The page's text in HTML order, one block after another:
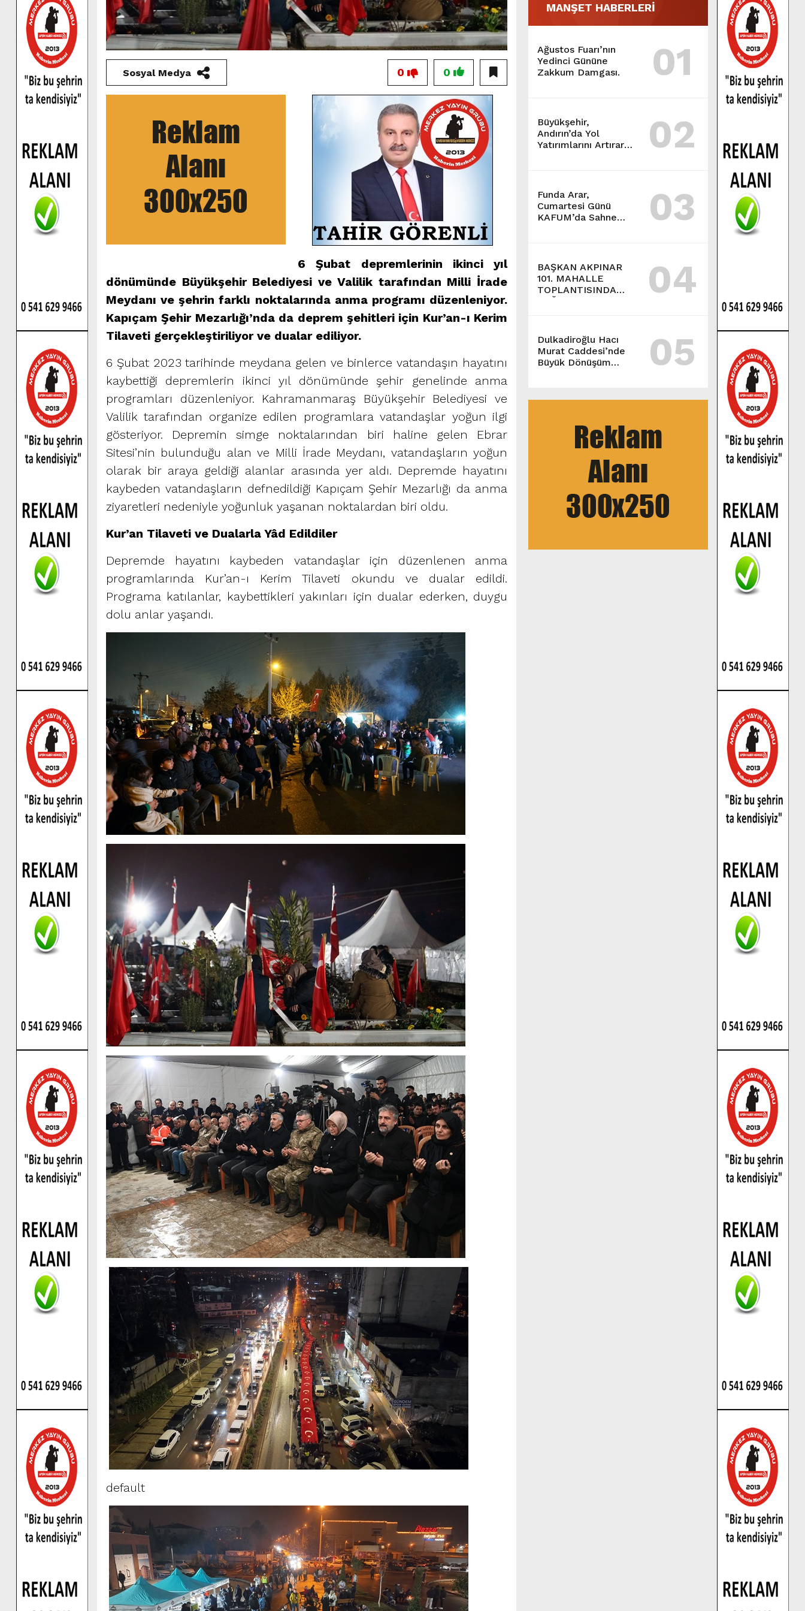
MANŞET HABERLERİ
Ağustos Fuarı’nın
Yedinci Gününe
Zakkum Damgası.
01
Büyükşehir,
Andırın’da Yol
Yatırımlarını Artırarak
02
Funda Arar,
Cumartesi Günü
KAFUM’da Sahne
03
BAŞKAN AKPINAR
101. MAHALLE
TOPLANTISINDA
BAĞLARBAŞI
BULUŞTU.
04
Dulkadiroğlu Hacı
Murat Caddesi’nde
Büyük Dönüşüm
05
Sosyal Medya 0
0
6 Şubat depremlerinin ikinci yıl
dönümünde Büyükşehir Belediyesi ve Valilik tarafından Milli İrade
Meydanı ve şehrin farklı noktalarında anma programı düzenleniyor.
Kapıçam Şehir Mezarlığı’nda da deprem şehitleri için Kur’an-ı Kerim
Tilaveti gerçekleştiriliyor ve dualar ediliyor.
6 Şubat 2023 tarihinde meydana gelen ve binlerce vatandaşın hayatını
kaybettiği depremlerin ikinci yıl dönümünde şehir genelinde anma
programları düzenleniyor. Kahramanmaraş Büyükşehir Belediyesi ve
Valilik tarafından organize edilen programlara vatandaşlar yoğun ilgi
gösteriyor. Depremin simge noktalarından biri haline gelen Ebrar
Sitesi’nin bulunduğu alan ve Milli İrade Meydanı, vatandaşların yoğun
olarak bir araya geldiği alanlar arasında yer aldı. Depremde hayatını
kaybeden vatandaşların defnedildiği Kapıçam Şehir Mezarlığı da anma
ziyaretleri nedeniyle yoğunluk yaşanan noktalardan biri oldu.
Kur’an Tilaveti ve Dualarla Yâd Edildiler
Depremde hayatını kaybeden vatandaşlar için düzenlenen anma
programlarında Kur’an-ı Kerim Tilaveti okundu ve dualar edildi.
Programa katılanlar, kaybettikleri yakınları için dualar ederken, duygu
dolu anlar yaşandı.
default